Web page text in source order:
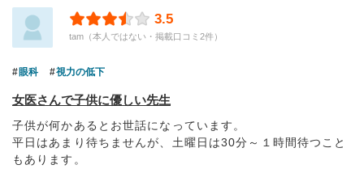
3.5
tam（本人ではない・掲載口コミ2件）
眼科 視力の低下
女医さんで子供に優しい先生
子供が何かあるとお世話になっています。
平日はあまり待ちませんが、土曜日は30分～１時間待つこと
もあります。